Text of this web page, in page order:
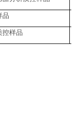
品
控样品